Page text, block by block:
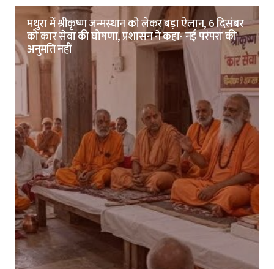
मथुरा में श्रीकृष्ण जन्मस्थान को लेकर बड़ा ऐलान, 6 दिसंबर
को कार सेवा की घोषणा, प्रशासन ने कहा- नई परंपरा की
अनुमति नहीं